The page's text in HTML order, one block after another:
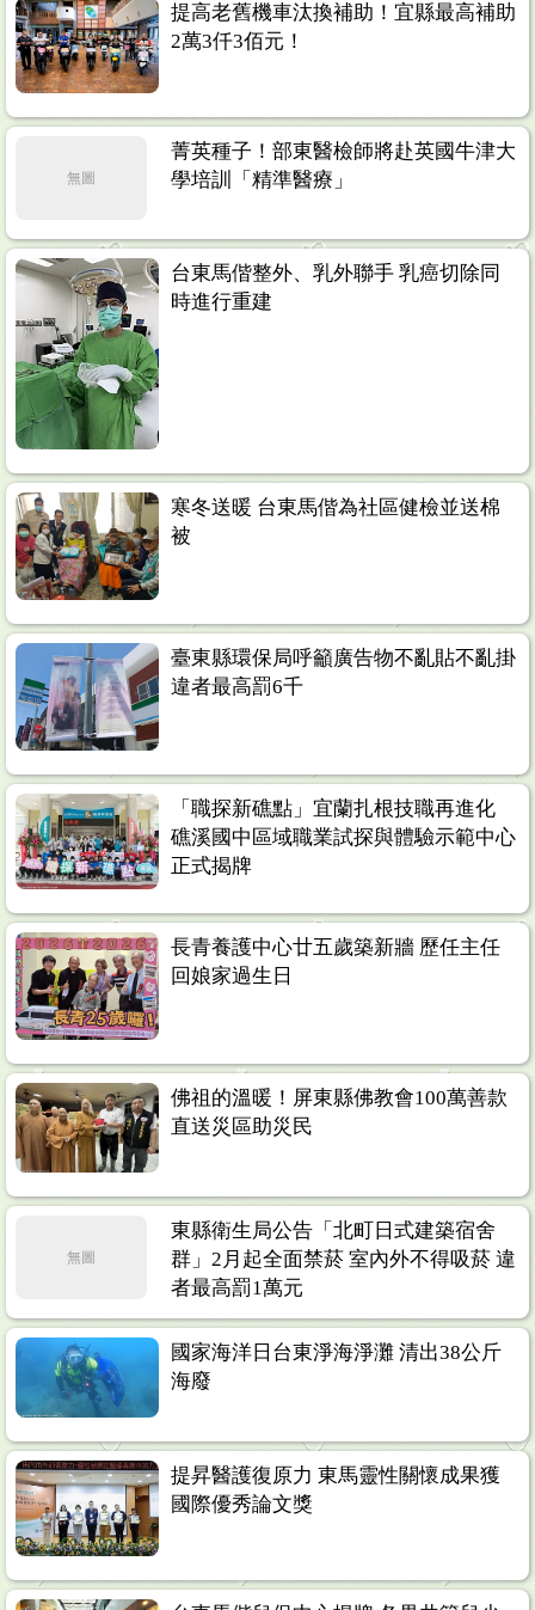
提高老舊機車汰換補助！宜縣最高補助
2萬3仟3佰元！
無圖
菁英種子！部東醫檢師將赴英國牛津大
學培訓「精準醫療」
台東馬偕整外、乳外聯手 乳癌切除同
時進行重建
寒冬送暖 台東馬偕為社區健檢並送棉
被
臺東縣環保局呼籲廣告物不亂貼不亂掛
違者最高罰6千
「職探新礁點」宜蘭扎根技職再進化
礁溪國中區域職業試探與體驗示範中心
正式揭牌
長青養護中心廿五歲築新牆 歷任主任
回娘家過生日
佛祖的溫暖！屏東縣佛教會100萬善款
直送災區助災民
無圖
東縣衛生局公告「北町日式建築宿舍
群」2月起全面禁菸 室內外不得吸菸 違
者最高罰1萬元
國家海洋日台東淨海淨灘 清出38公斤
海廢
提昇醫護復原力 東馬靈性關懷成果獲
國際優秀論文獎